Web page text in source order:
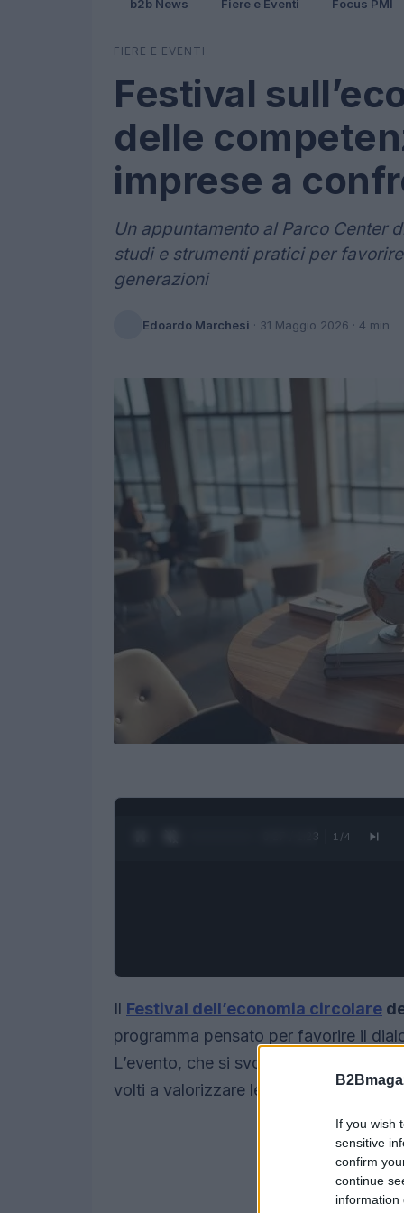
If you wish
sensitive
confirm
continue
information
b2b News Fiere e Eventi Focus PMI
FIERE E EVENTI
Festival
delle
imprese a
Un appuntamento al Parco Center
studi e strumenti pratici per
generazioni
Edoardo Marchesi · 31 Maggio 2026 · 4 min
0:28 / 1:23 1 /4
Il Festival dell’economia circolare
programma pensato per favorire il
L’evento, che si svolge al
volti a valorizzare le competenze